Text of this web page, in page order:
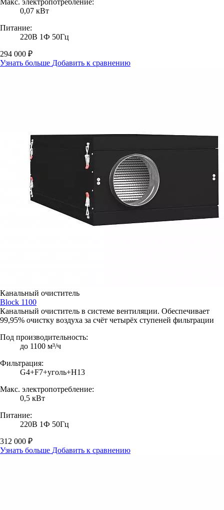
0,07 кВт
Питание:
220В 1Ф 50Гц
294 000 ₽
Узнать больше Добавить к сравнению
Канальный очиститель
Block 1100
Канальный очиститель в системе вентиляции. Обеспечивает
99,95% очистку воздуха за счёт четырёх ступеней фильтрации
Под производительность:
до 1100 м³/ч
Фильтрация:
G4+F7+уголь+H13
Макс. электропотребление:
0,5 кВт
Питание:
220В 1Ф 50Гц
312 000 ₽
Узнать больше Добавить к сравнению